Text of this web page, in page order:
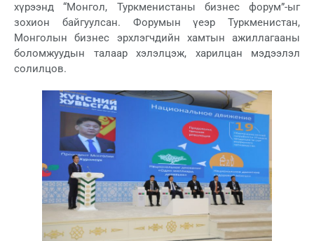
хүрээнд “Монгол, Туркменистаны бизнес форум”-ыг
зохион байгуулсан. Форумын үеэр Туркменистан,
Монголын бизнес эрхлэгчдийн хамтын ажиллагааны
боломжуудын талаар хэлэлцэж, харилцан мэдээлэл
солилцов.